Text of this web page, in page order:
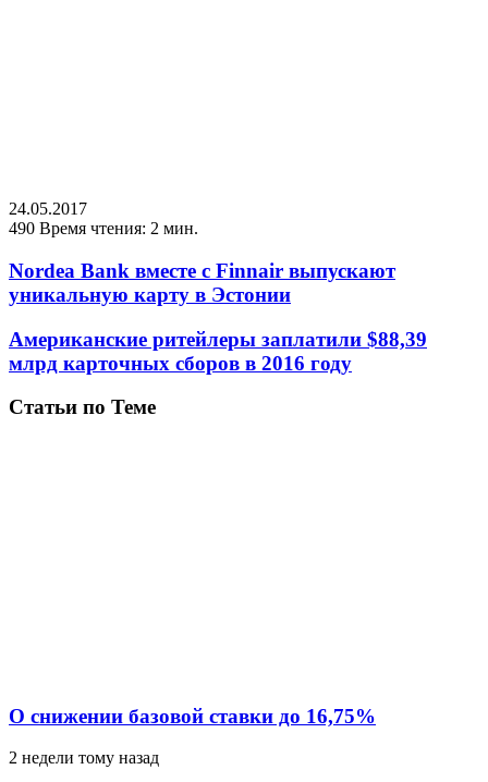
24.05.2017
490 Время чтения: 2 мин.
Nordea Bank вместе с Finnair выпускают
уникальную карту в Эстонии
Американские ритейлеры заплатили $88,39
млрд карточных сборов в 2016 году
Статьи по Теме
О снижении базовой ставки до 16,75%
2 недели тому назад